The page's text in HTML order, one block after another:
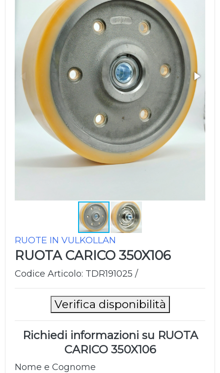
RUOTE IN VULKOLLAN
RUOTA CARICO 350X106
Codice Articolo: TDR191025 /
Verifica disponibilità
Richiedi informazioni su RUOTA
CARICO 350X106
Nome e Cognome